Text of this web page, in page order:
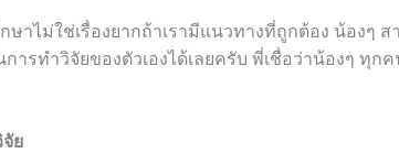
ษาไม่ใช่เรื่องยากถ้าเรามีแนวทางที่ถูกต้อง น้องๆ
ารทำวิจัยของตัวเองได้เลยครับ พี่เชื่อว่าน้องๆ ทุก
ย